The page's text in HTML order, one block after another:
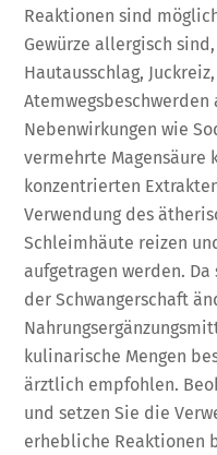
Reaktionen sind
Gewürze allergisch
Hautausschlag,
Nebenwirkungen wie
vermehrte Magensäure
konzentrierten
Verwendung des
Schleimhäute reizen
aufgetragen werden.
der Schwangerschaft
kulinarische Mengen
ärztlich empfohlen.
und setzen Sie die
erhebliche Reaktionen